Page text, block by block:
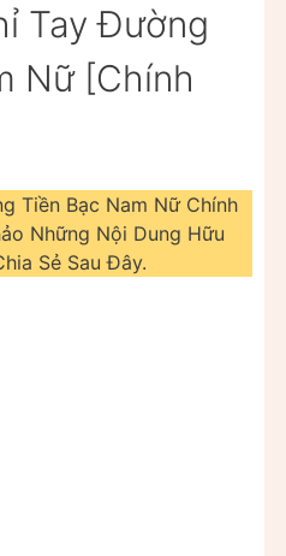
Tay Đường
Nữ [Chính
Tiền Bạc Nam Nữ Chính
Những Nội Dung Hữu
Sẻ Sau Đây.